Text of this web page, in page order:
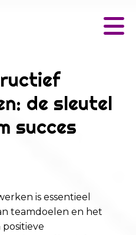
de sleutel
succes
is essentieel
teamdoelen en het